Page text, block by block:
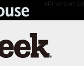
API Version 2.0